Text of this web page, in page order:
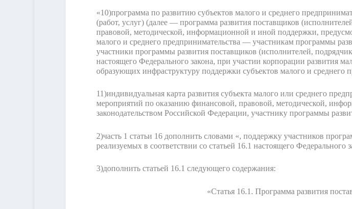
«10)программа по развитию субъектов малого и среднего
(работ, услуг) (далее — программа развития поставщиков
правовой, методической, информационной и иной поддержки,
малого и среднего предпринимательства — участникам программы
участники программы развития поставщиков (исполнителей,
настоящего Федерального закона, при участии корпорации развития
образующих инфраструктуру поддержки субъектов малого и среднего
11)индивидуальная карта развития субъекта малого или среднего
мероприятий по оказанию финансовой, правовой, методической,
законодательством Российской Федерации, участнику программы
2)часть 1 статьи 16 дополнить словами «, поддержку участников
реализуемых в соответствии со статьей 16.1 настоящего Федерального
3)дополнить статьей 16.1 следующего содержания:
«Статья 16.1. Программа развития